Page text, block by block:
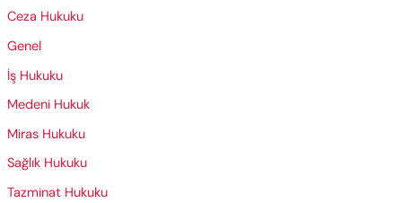
h
:
Ceza Hukuku
Genel
İş Hukuku
Medeni Hukuk
Miras Hukuku
Sağlık Hukuku
Tazminat Hukuku